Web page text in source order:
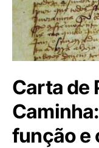
Carta de
função e